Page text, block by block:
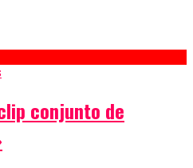
conjunto de